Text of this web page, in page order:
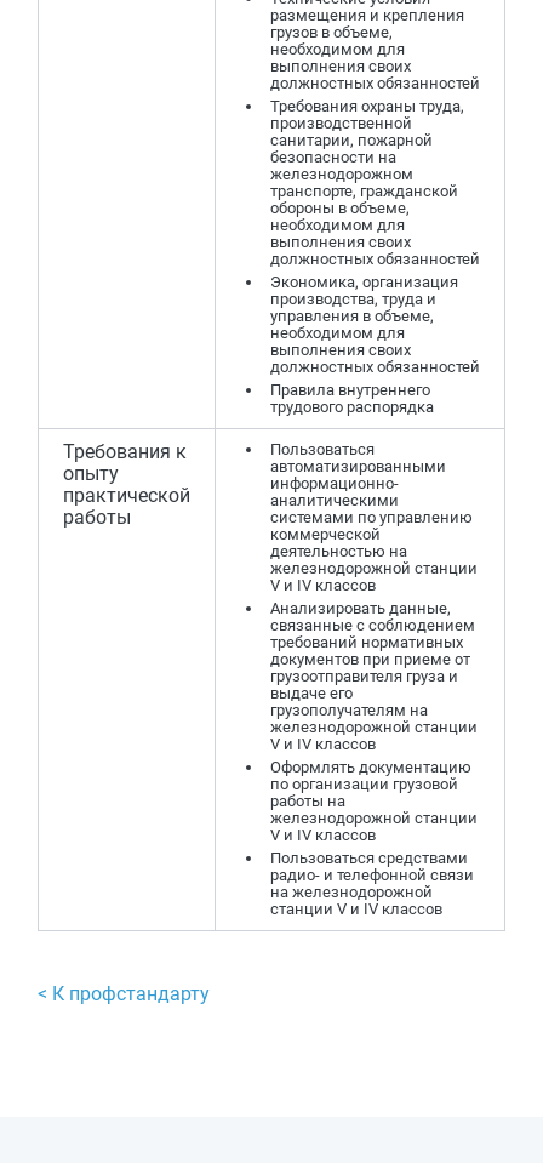
размещения и крепления
грузов в объеме,
необходимом для
выполнения своих
должностных обязанностей
Требования охраны труда,
производственной
санитарии, пожарной
безопасности на
железнодорожном
транспорте, гражданской
обороны в объеме,
необходимом для
выполнения своих
должностных обязанностей
Экономика, организация
производства, труда и
управления в объеме,
необходимом для
выполнения своих
должностных обязанностей
Правила внутреннего
трудового распорядка
Требования к
опыту
практической
работы
Пользоваться
автоматизированными
информационно-
аналитическими
системами по управлению
коммерческой
деятельностью на
железнодорожной станции
V и IV классов
Анализировать данные,
связанные с соблюдением
требований нормативных
документов при приеме от
грузоотправителя груза и
выдаче его
грузополучателям на
железнодорожной станции
V и IV классов
Оформлять документацию
по организации грузовой
работы на
железнодорожной станции
V и IV классов
Пользоваться средствами
радио- и телефонной связи
на железнодорожной
станции V и IV классов
< К профстандарту